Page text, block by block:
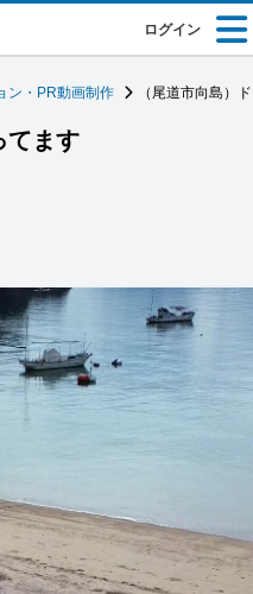
ログイン
ン・PR動画制作 （尾道市向島）
てます